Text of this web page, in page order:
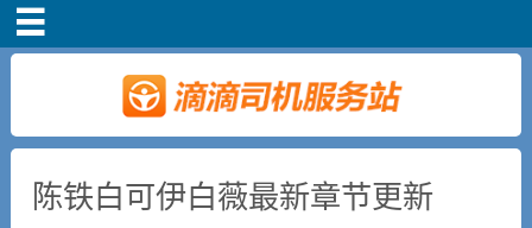
司机注册
新手指导
陈铁白可伊白薇最新章节更新